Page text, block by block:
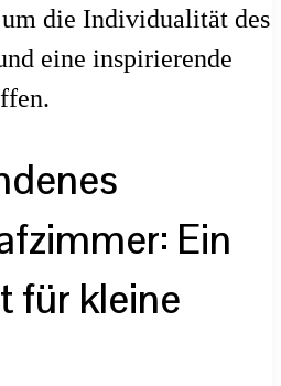
die Individualität des
eine inspirierende
Ein
für kleine